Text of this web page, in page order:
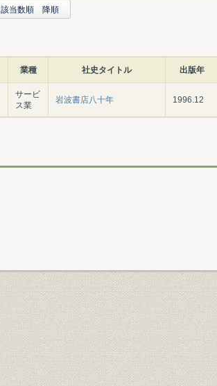
該当数順 降順
業種 社史タイトル 出版年
サービ
ス業
岩波書店八十年 1996.12